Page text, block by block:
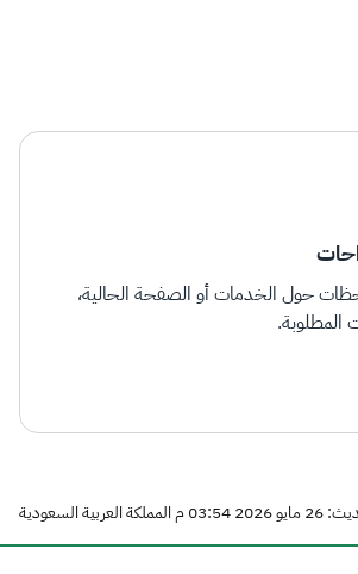
حول الخدمات أو الصفحة الحالية،
المطلوبة.
العربية السعودية